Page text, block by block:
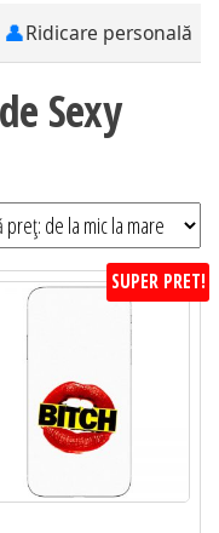
👤Ridicare personală
Sexy
SUPER PRET!